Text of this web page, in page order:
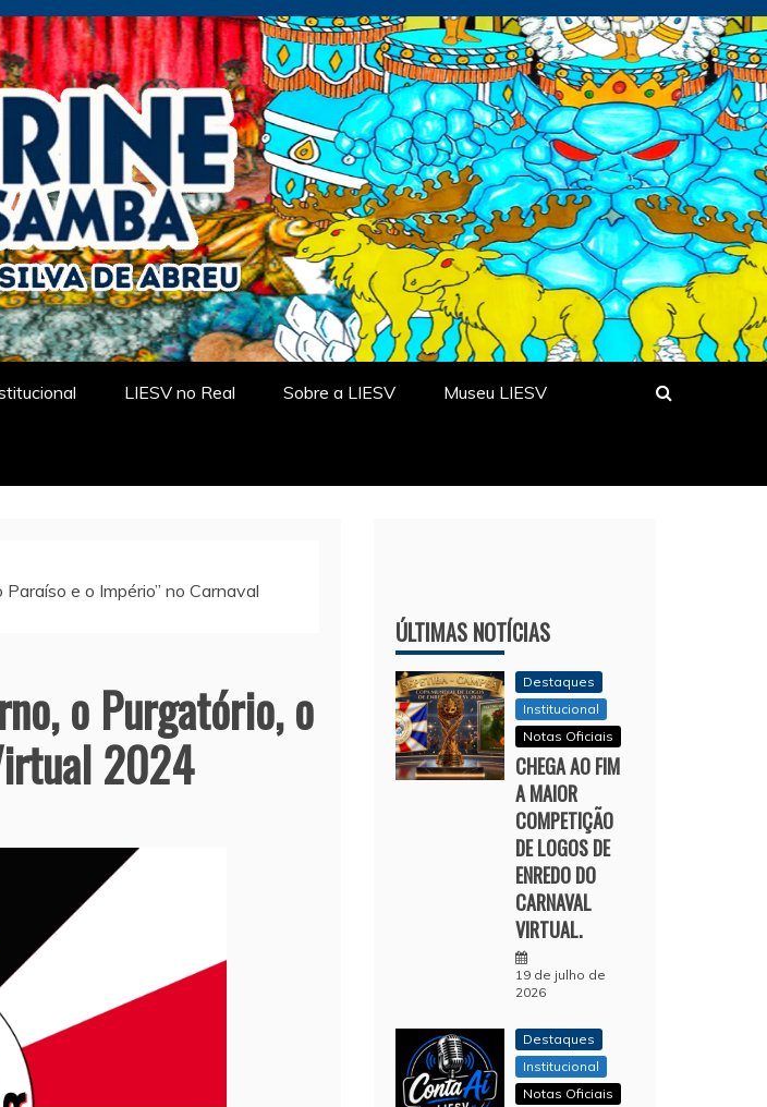
LIESV no Real Sobre a LIESV Museu LIESV
e o Império” no Carnaval
o Purgatório, o
2024
ÚLTIMAS NOTÍCIAS
Destaques
Institucional
Notas Oficiais
CHEGA AO FIM
A MAIOR
COMPETIÇÃO
DE LOGOS DE
ENREDO DO
CARNAVAL
VIRTUAL.
19 de julho de
2026
Destaques
Institucional
Notas Oficiais